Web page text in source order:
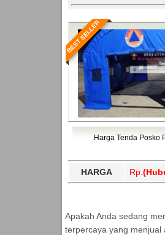
BEST SELLER
Harga Tenda Posko
HARGA Rp.
Apakah Anda sedang
terpercaya yang menjual